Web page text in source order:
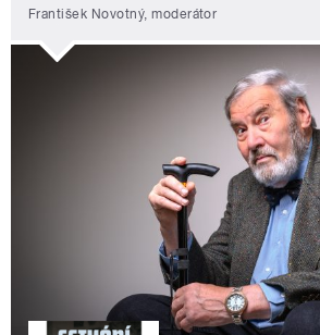
František Novotný, moderátor